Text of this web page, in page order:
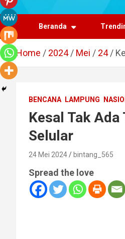
dan
Beranda
Home 2024 Mei 24
BENCANA LAMPUNG
Kesal Tak Ada
Selular
24 Mei 2024 bintang_565
Spread the love